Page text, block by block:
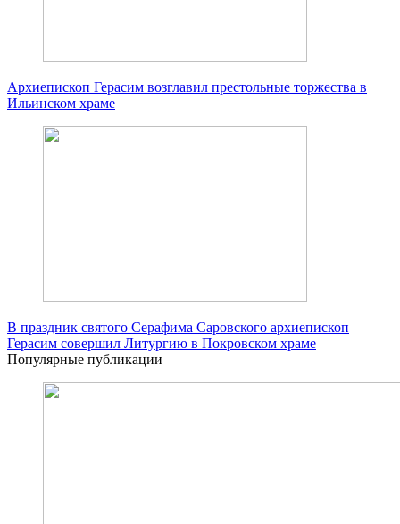
Архиепископ Герасим возглавил престольные торжества в
Ильинском храме
В праздник святого Серафима Саровского архиепископ
Герасим совершил Литургию в Покровском храме
Популярные публикации